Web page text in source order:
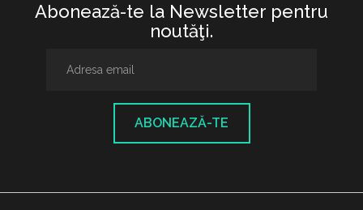
Abonează-te la Newsletter pentru
noutăţi.
ABONEAZĂ-TE